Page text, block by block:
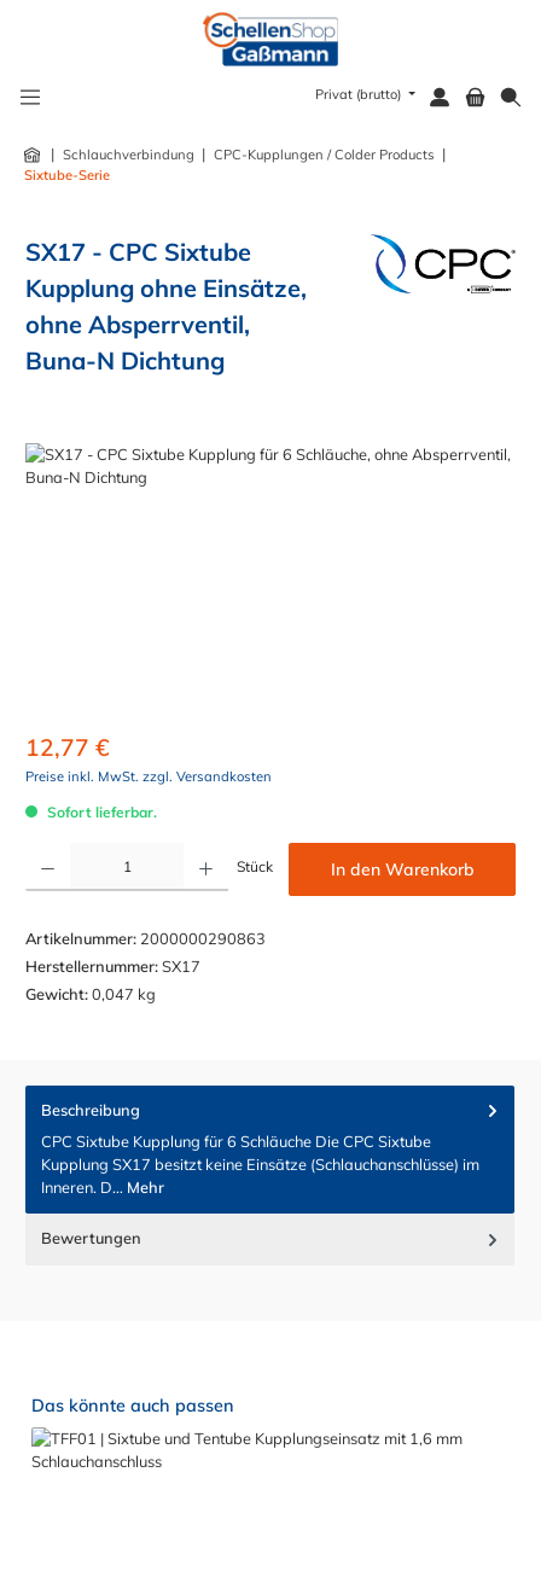
Privat (brutto)
| Schlauchverbindung | CPC-Kupplungen / Colder Products |
Sixtube-Serie
SX17 - CPC Sixtube
Kupplung ohne Einsätze,
ohne Absperrventil,
Buna-N Dichtung
Bildergalerie überspringen
12,77 €
Preise inkl. MwSt. zzgl. Versandkosten
Sofort lieferbar.
Stück In den Warenkorb
Artikelnummer: 2000000290863
Herstellernummer:SX17
Gewicht:0,047 kg
Beschreibung
CPC Sixtube Kupplung für 6 Schläuche Die CPC Sixtube
Kupplung SX17 besitzt keine Einsätze (Schlauchanschlüsse) im
Inneren. D… Mehr
Bewertungen
Produktgalerie überspringen
Das könnte auch passen